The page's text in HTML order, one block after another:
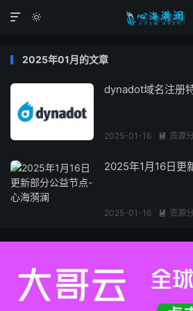


2025年01月的文章
dynadot域名注册
2025-01-16  资源
2025年1月16日更
2025-01-16  资源